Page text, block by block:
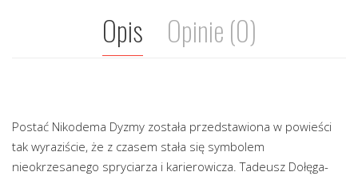
Opis Opinie (0)
Postać Nikodema Dyzmy została przedstawiona w powieści
tak wyraziście, że z czasem stała się symbolem
nieokrzesanego spryciarza i karierowicza. Tadeusz Dołęga-